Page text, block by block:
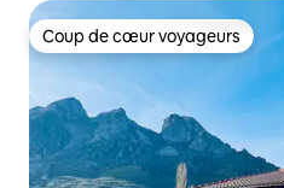
Coup de cœur voyageurs
Coup de cœur voyageurs